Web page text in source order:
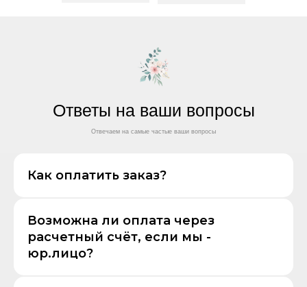
Ответы на ваши вопросы
Отвечаем на самые частые ваши вопросы
Как оплатить заказ?
Возможна ли оплата через
расчетный счёт, если мы -
юр.лицо?